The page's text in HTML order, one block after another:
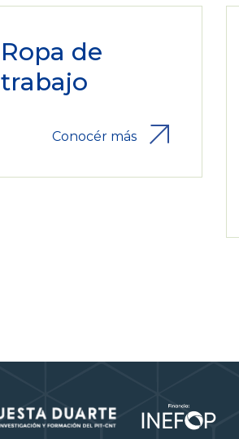
Ropa de
trabajo
Conocér más